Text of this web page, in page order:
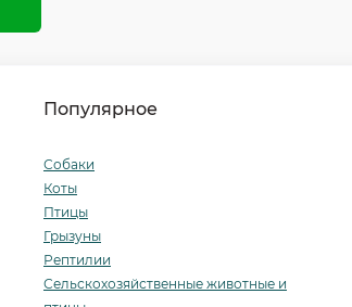
Популярное
Собаки
Коты
Птицы
Грызуны
Рептилии
Сельскохозяйственные животные и